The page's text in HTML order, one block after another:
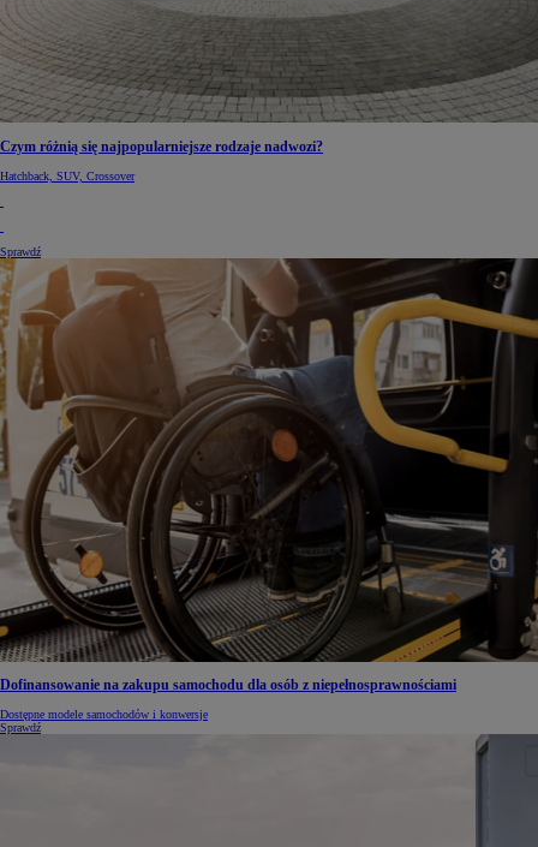
Czym różnią się najpopularniejsze rodzaje nadwozi?
Hatchback, SUV, Crossover
Sprawdź
Dofinansowanie na zakupu samochodu dla osób z niepełnosprawnościami
Dostępne modele samochodów i konwersje
Sprawdź